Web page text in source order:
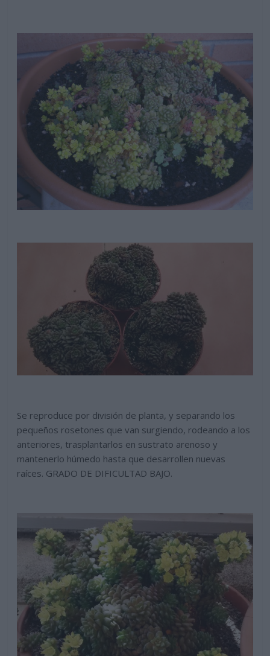
Se reproduce por división de planta, y separando los
pequeños rosetones que van surgiendo, rodeando a los
anteriores, trasplantarlos en sustrato arenoso y
mantenerlo húmedo hasta que desarrollen nuevas
raíces. GRADO DE DIFICULTAD BAJO.